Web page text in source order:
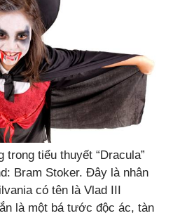
tiểu thuyết “Dracula”
Bram Stoker. Đây là nhân
có tên là Vlad III
là một bá tước độc ác, tàn